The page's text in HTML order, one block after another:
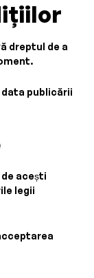
dreptul de a
publicării
acești
legii